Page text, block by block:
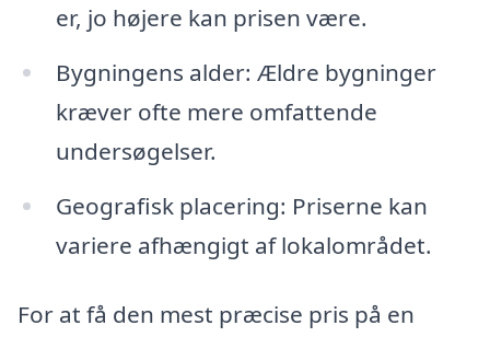
er, jo højere kan prisen være.
Bygningens alder: Ældre bygninger
kræver ofte mere omfattende
undersøgelser.
Geografisk placering: Priserne kan
variere afhængigt af lokalområdet.
For at få den mest præcise pris på en